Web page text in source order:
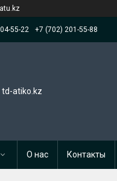
55-22 +7 (702) 201-55-88
td-atiko.kz
О нас Контакты